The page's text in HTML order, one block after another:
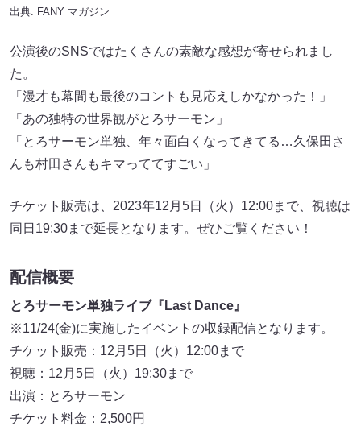
出典: FANY マガジン
公演後のSNSではたくさんの素敵な感想が寄せられまし
た。
「漫才も幕間も最後のコントも見応えしかなかった！」
「あの独特の世界観がとろサーモン」
「とろサーモン単独、年々面白くなってきてる…久保田さ
んも村田さんもキマっててすごい」
チケット販売は、2023年12月5日（火）12:00まで、視聴は
同日19:30まで延長となります。ぜひご覧ください！
配信概要
とろサーモン単独ライブ『Last Dance』
※11/24(金)に実施したイベントの収録配信となります。
チケット販売：12月5日（火）12:00まで
視聴：12月5日（火）19:30まで
出演：とろサーモン
チケット料金：2,500円